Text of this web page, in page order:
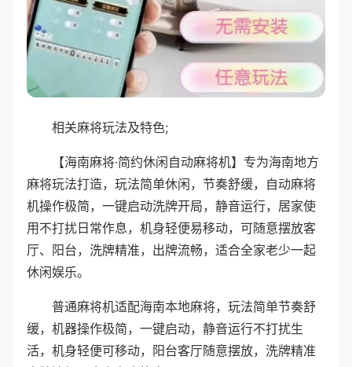
相关麻将玩法及特色;
【海南麻将·简约休闲自动麻将机】专为海南地方
麻将玩法打造，玩法简单休闲，节奏舒缓，自动麻将
机操作极简，一键启动洗牌开局，静音运行，居家使
用不打扰日常作息，机身轻便易移动，可随意摆放客
厅、阳台，洗牌精准，出牌流畅，适合全家老少一起
休闲娱乐。
普通麻将机适配海南本地麻将，玩法简单节奏舒
缓，机器操作极简，一键启动，静音运行不打扰生
活，机身轻便可移动，阳台客厅随意摆放，洗牌精准